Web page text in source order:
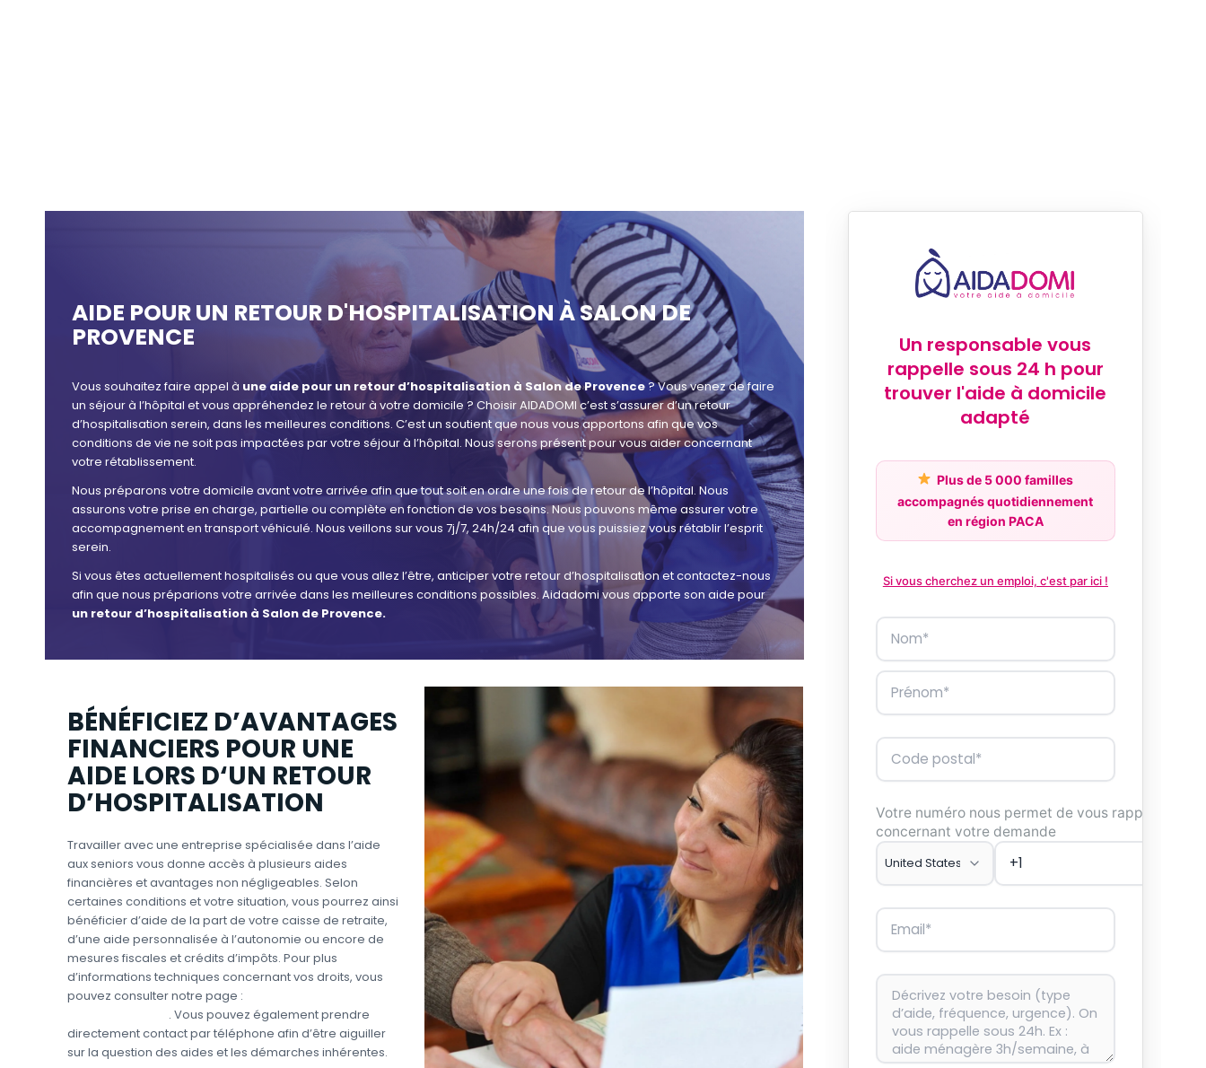
AIDE POUR UN RETOUR D'HOSPITALISATION À SALON DE
PROVENCE
Vous souhaitez faire appel à une aide pour un retour d’hospitalisation à Salon de Provence ? Vous venez de faire
un séjour à l’hôpital et vous appréhendez le retour à votre domicile ? Choisir AIDADOMI c’est s’assurer d’un retour
d’hospitalisation serein, dans les meilleures conditions. C’est un soutient que nous vous apportons afin que vos
conditions de vie ne soit pas impactées par votre séjour à l’hôpital. Nous serons présent pour vous aider concernant
votre rétablissement.
Nous préparons votre domicile avant votre arrivée afin que tout soit en ordre une fois de retour de l’hôpital. Nous
assurons votre prise en charge, partielle ou complète en fonction de vos besoins. Nous pouvons même assurer votre
accompagnement en transport véhiculé. Nous veillons sur vous 7j/7, 24h/24 afin que vous puissiez vous rétablir l’esprit
serein.
Si vous êtes actuellement hospitalisés ou que vous allez l’être, anticiper votre retour d’hospitalisation et contactez-nous
afin que nous préparions votre arrivée dans les meilleures conditions possibles. Aidadomi vous apporte son aide pour
un retour d’hospitalisation à Salon de Provence.
BÉNÉFICIEZ D’AVANTAGES
FINANCIERS POUR UNE
AIDE LORS D‘UN RETOUR
D’HOSPITALISATION
Travailler avec une entreprise spécialisée dans l’aide
aux seniors vous donne accès à plusieurs aides
financières et avantages non négligeables. Selon
certaines conditions et votre situation, vous pourrez ainsi
bénéficier d’aide de la part de votre caisse de retraite,
d’une aide personnalisée à l’autonomie ou encore de
mesures fiscales et crédits d’impôts. Pour plus
d’informations techniques concernant vos droits, vous
pouvez consulter notre page :
. Vous pouvez également prendre
directement contact par téléphone afin d’être aiguiller
sur la question des aides et les démarches inhérentes.
Un responsable vous
rappelle sous 24 h pour
trouver l'aide à domicile
adapté
Plus de 5 000 familles
accompagnés quotidiennement
en région PACA
Si vous cherchez un emploi, c'est par ici !
Votre numéro nous permet de vous rappeler
concernant votre demande